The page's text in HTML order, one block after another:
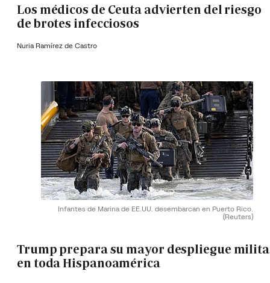
Los médicos de Ceuta advierten del riesgo
de brotes infecciosos
Nuria Ramírez de Castro
Infantes de Marina de EE.UU. desembarcan en Puerto Rico.
(Reuters)
Trump prepara su mayor despliegue
en toda Hispanoamérica